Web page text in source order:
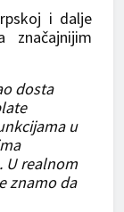
i dalje
dosta
u
U realnom
znamo da